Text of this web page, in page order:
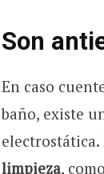
Son
En caso
baño, existe
electrostática.
limpieza,